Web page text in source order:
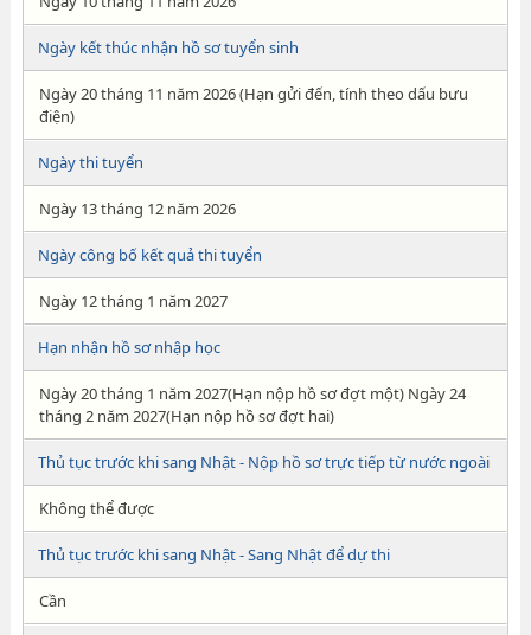
Ngày kết thúc nhận hồ sơ tuyển sinh
Ngày 20 tháng 11 năm 2026 (Hạn gửi đến, tính theo dấu bưu
điện)
Ngày thi tuyển
Ngày 13 tháng 12 năm 2026
Ngày công bố kết quả thi tuyển
Ngày 12 tháng 1 năm 2027
Hạn nhận hồ sơ nhập học
Ngày 20 tháng 1 năm 2027(Hạn nộp hồ sơ đợt một) Ngày 24
tháng 2 năm 2027(Hạn nộp hồ sơ đợt hai)
Thủ tục trước khi sang Nhật - Nộp hồ sơ trực tiếp từ nước ngoài
Không thể được
Thủ tục trước khi sang Nhật - Sang Nhật để dự thi
Cần